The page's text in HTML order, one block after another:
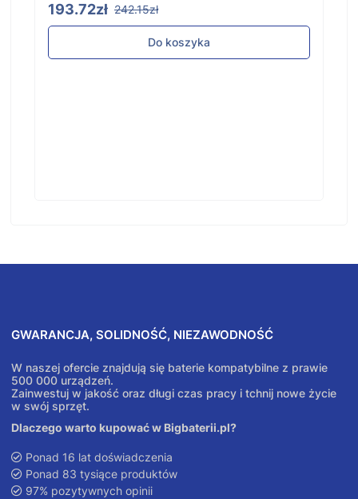
193.72zł 242.15zł
Do koszyka
GWARANCJA, SOLIDNOŚĆ, NIEZAWODNOŚĆ
W naszej ofercie znajdują się baterie kompatybilne z prawie
500 000 urządzeń.
Zainwestuj w jakość oraz długi czas pracy i tchnij nowe życie
w swój sprzęt.
Dlaczego warto kupować w Bigbaterii.pl?
Ponad 16 lat doświadczenia
Ponad 83 tysiące produktów
97% pozytywnych opinii